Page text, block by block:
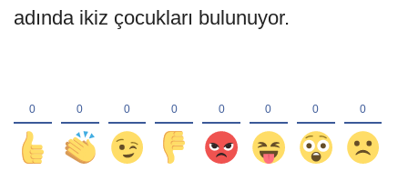
adında ikiz çocukları bulunuyor.